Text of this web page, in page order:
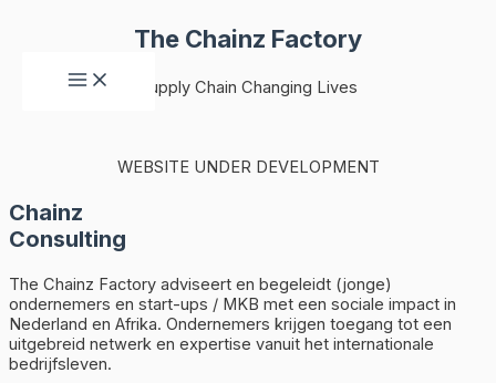
Main
Menu
The Chainz Factory
Supply Chain Changing Lives
WEBSITE UNDER DEVELOPMENT
Chainz
Consulting
The Chainz Factory adviseert en begeleidt (jonge)
ondernemers en start-ups / MKB met een sociale impact in
Nederland en Afrika. Ondernemers krijgen toegang tot een
uitgebreid netwerk en expertise vanuit het internationale
bedrijfsleven.